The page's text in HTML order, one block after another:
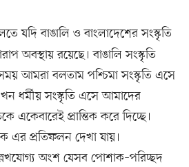
যদি বাঙালি ও বাংলাদেশের সংস্কৃতি
অবস্থায় রয়েছে। বাঙালি সংস্কৃতি
আমরা বলতাম পশ্চিমা সংস্কৃতি এসে
ধর্মীয় সংস্কৃতি এসে আমাদের
একেবারেই প্রান্তিক করে দিচ্ছে।
প্রতিফলন দেখা যায়।
অংশ যেসব পোশাক–পরিচ্ছদ